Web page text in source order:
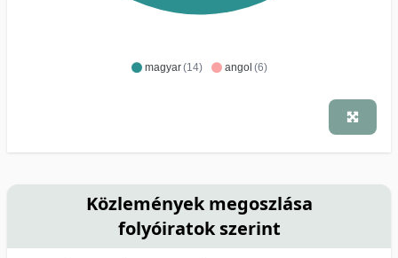
magyar(14) angol (6)
Közlemények megoszlása
folyóiratok szerint